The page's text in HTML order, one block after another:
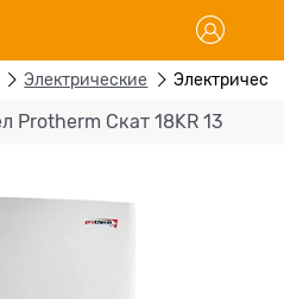
Электрические
Protherm Скат 18KR 13